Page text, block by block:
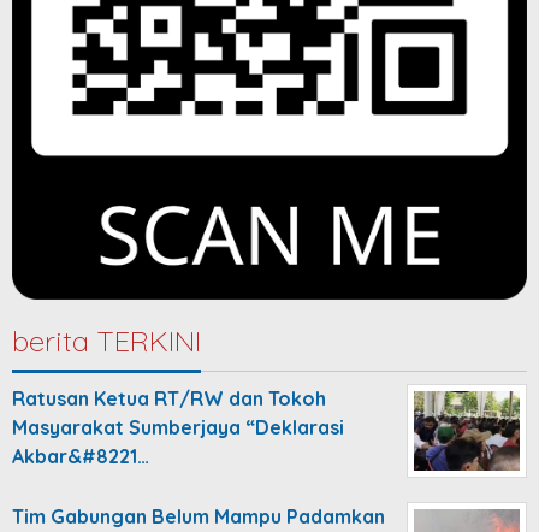
berita TERKINI
Ratusan Ketua RT/RW dan Tokoh
Masyarakat Sumberjaya “Deklarasi
Akbar&#8221…
Tim Gabungan Belum Mampu Padamkan